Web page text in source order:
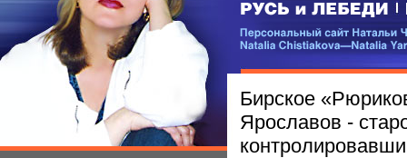
РУСЬ и ЛЕБЕДИ | RUSI —
Персональный сайт Натальи
Бирское
Ярославов -